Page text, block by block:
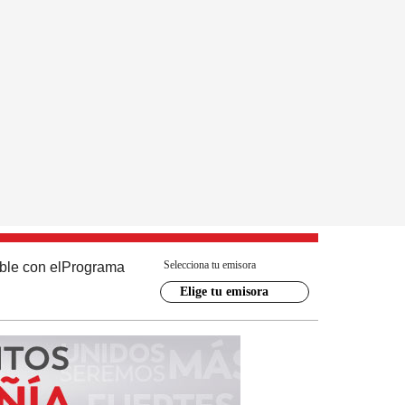
con el Programa Selecciona tu emisora
Elige tu emisora